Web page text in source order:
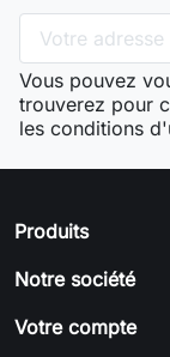
Vous pouvez
trouverez pour
les conditions
Produits
Notre société
Votre compte